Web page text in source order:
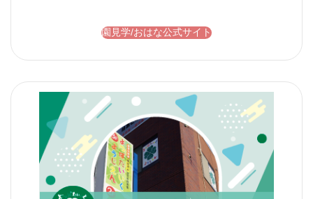
園見学/おはな公式サイト